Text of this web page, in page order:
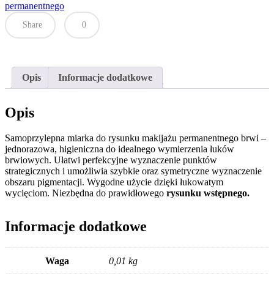
makijażu
permanentnego
brwi
permanentnego
Share 0
Opis Informacje dodatkowe
Opis
Samoprzylepna miarka do rysunku makijażu permanentnego brwi –
jednorazowa, higieniczna do idealnego wymierzenia łuków
brwiowych. Ułatwi perfekcyjne wyznaczenie punktów
strategicznych i umożliwia szybkie oraz symetryczne wyznaczenie
obszaru pigmentacji. Wygodne użycie dzięki łukowatym
wycięciom. Niezbędna do prawidłowego rysunku wstępnego.
Informacje dodatkowe
Waga 0,01 kg